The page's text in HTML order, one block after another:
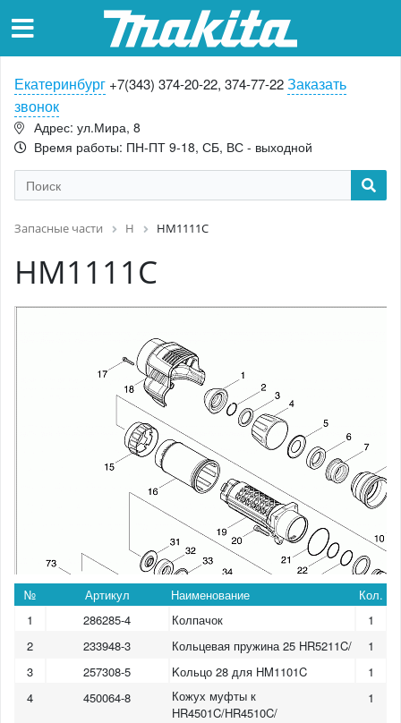
Екатеринбург +7(343) 374-20-22, 374-77-22Заказать
звонок
Адрес: ул.Мира, 8
Время работы: ПН-ПТ 9-18, СБ, ВС - выходной
Запасные части H HM1111C
HM1111C
№ Артикул Наименование
Кол.
1
286285-4 Колпачок
1
2
233948-3 Кольцевая пружина 25 HR5211C/
1
3
257308-5 Kольцо 28 для HM1101C
1
4
450064-8
Кожух муфты к
HR4501C/HR4510C/
1